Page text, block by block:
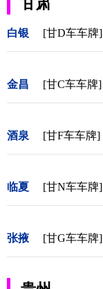
白银 [甘D车车牌]
金昌 [甘C车车牌]
酒泉 [甘F车车牌]
临夏 [甘N车车牌]
张掖 [甘G车车牌]